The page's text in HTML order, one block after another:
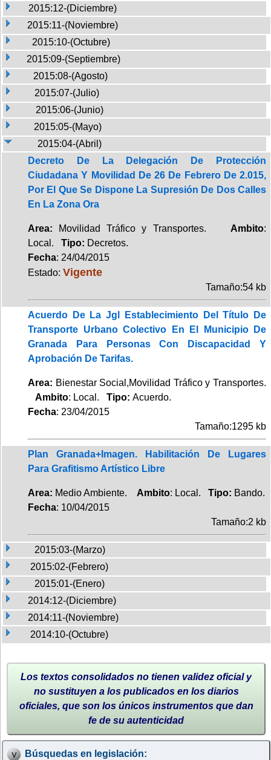
2015:12-(Diciembre)
2015:11-(Noviembre)
2015:10-(Octubre)
2015:09-(Septiembre)
2015:08-(Agosto)
2015:07-(Julio)
2015:06-(Junio)
2015:05-(Mayo)
2015:04-(Abril)
Decreto De La Delegación De Protección
Ciudadana Y Movilidad De 26 De Febrero De 2.015,
Por El Que Se Dispone La Supresión De Dos Calles
En La Zona Ora
Area: Movilidad Tráfico y Transportes. Ambito:
Local. Tipo: Decretos.
Fecha: 24/04/2015
Estado: Vigente
Tamaño:54 kb
Acuerdo De La Jgl Establecimiento Del Título De
Transporte Urbano Colectivo En El Municipio De
Granada Para Personas Con Discapacidad Y
Aprobación De Tarifas.
Area: Bienestar Social,Movilidad Tráfico y Transportes.
Ambito: Local. Tipo: Acuerdo.
Fecha: 23/04/2015
Tamaño:1295 kb
Plan Granada+Imagen. Habilitación De Lugares
Para Grafitismo Artístico Libre
Area: Medio Ambiente. Ambito: Local. Tipo: Bando.
Fecha: 10/04/2015
Tamaño:2 kb
2015:03-(Marzo)
2015:02-(Febrero)
2015:01-(Enero)
2014:12-(Diciembre)
2014:11-(Noviembre)
2014:10-(Octubre)
Los textos consolidados no tienen validez oficial y
no sustituyen a los publicados en los diarios
oficiales, que son los únicos instrumentos que dan
fe de su autenticidad
Búsquedas en legislación: